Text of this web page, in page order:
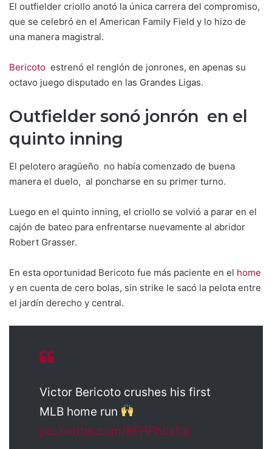
El outfielder criollo anotó la única carrera del compromiso,
que se celebró en el American Family Field y lo hizo de
una manera magistral.
Bericoto estrenó el renglón de jonrones, en apenas su
octavo juego disputado en las Grandes Ligas.
Outfielder sonó jonrón en el
quinto inning
El pelotero aragüeño no había comenzado de buena
manera el duelo, al poncharse en su primer turno.
Luego en el quinto inning, el criollo se volvió a parar en el
cajón de bateo para enfrentarse nuevamente al abridor
Robert Grasser.
En esta oportunidad Bericoto fue más paciente en el home
y en cuenta de cero bolas, sin strike le sacó la pelota entre
el jardín derecho y central.
Victor Bericoto crushes his first
MLB home run
pic.twitter.com/8FHPh0xfqi